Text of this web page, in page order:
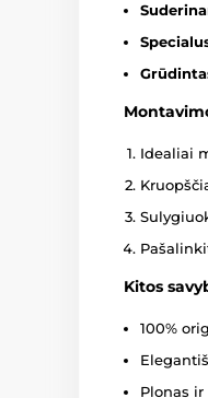
Idealiai
Kitos
100%
Plonas